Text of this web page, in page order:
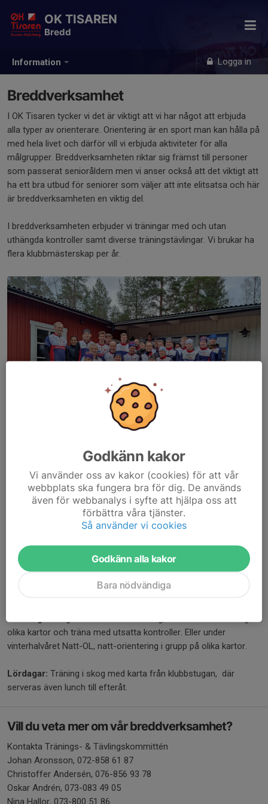
Information Logga in
OK TISAREN
Bredd
Breddverksamhet
I OK Tisaren tycker vi det är viktigt att vi har något att erbjuda
alla typer av orienterare. Orientering är en sport man kan hålla på
med hela livet och därför vill vi erbjuda aktiviteter för alla
målgrupper. Breddverksamheten riktar sig främst till personer
som passerat senioråldern men vi anser också att det viktigt att
ha ett bra utbud för seniorer som väljer att inte elitsatsa och här
är breddverksamheten en viktig del.
I breddverksamheten erbjuder vi träningar med och utan
uthängda kontroller samt diverse träningstävlingar. Vi brukar ha
flera klubbmästerskap per år.
De träningar som annars finns för bredden är:
Klubbens styrketräning i Stocksätterskolan eller
Tisdagar:
Intervaller med eliten (under vintern) eller vara med på
klubbstugan efteråt som bjuder in till trevlig samvaro.
olika kartor och träna med utsatta kontroller. Eller under
vinterhalvåret Natt-OL, natt-orientering i grupp på olika kartor.
Lördagar: Träning i skog med karta från klubbstugan, där
serveras även lunch till efteråt.
Vill du veta mer om vår breddverksamhet?
Kontakta Tränings- & Tävlingskommittén
Johan Aronsson, 072-858 61 87
Christoffer Andersén, 076-856 93 78
Oskar Andrén, 073-083 49 05
Nina Hallor, 073-800 51 86
Godkänn kakor
Vi använder oss av kakor (cookies) för att vår
webbplats ska fungera bra för dig. De används
även för webbanalys i syfte att hjälpa oss att
förbättra våra tjänster.
Så använder vi cookies
Godkänn alla kakor
Bara nödvändiga